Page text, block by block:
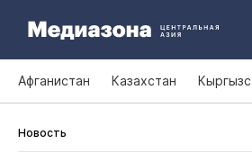
Афганистан Казахстан
Новость